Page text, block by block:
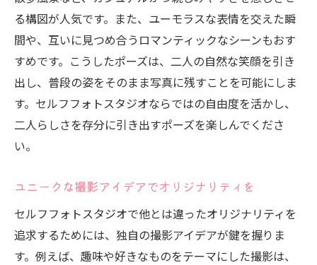
る構図が人気です。また、ユーモラスな表情を交えた瞬
間や、互いに見つめ合うロマンティックなシーンもおす
すめです。こうしたポーズは、二人の自然な笑顔を引き
出し、普段の姿をそのまま写真に残すことを可能にしま
す。セルフフォトスタジオならではの自由度を活かし、
二人らしさを存分に引き出すポーズを楽しんでくださ
い。
ユニークな撮影アイデアでオリジナリティを
セルフフォトスタジオで他とは違ったオリジナリティを
追求するためには、独自の撮影アイデアが鍵を握りま
す。例えば、趣味や好きなものをテーマにした撮影は、